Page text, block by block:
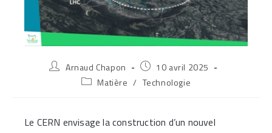
Auteur/autrice
Arnaud Chapon
Publication
publiée :
10 avril 2025
PostMatière / Technologie
​Le CERN envisage la construction d’un nouvel